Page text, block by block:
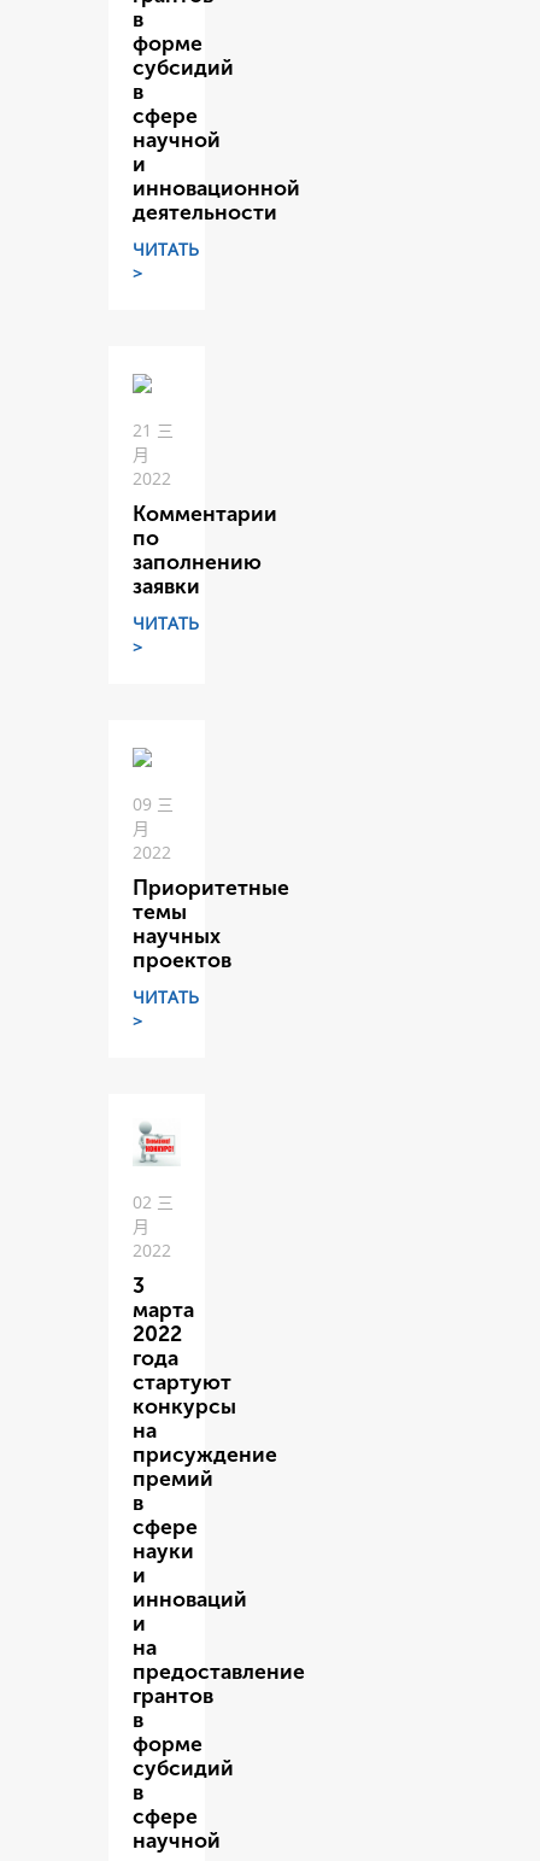
в
форме
субсидий
в
сфере
научной
и
инновационной
деятельности
ЧИТАТЬ
>
21 三
月
2022
Комментарии
по
заполнению
заявки
ЧИТАТЬ
>
09 三
月
2022
Приоритетные
темы
научных
проектов
ЧИТАТЬ
>
02 三
月
2022
3
марта
2022
года
стартуют
конкурсы
на
присуждение
премий
в
сфере
науки
и
инноваций
и
на
предоставление
грантов
в
форме
субсидий
в
сфере
научной